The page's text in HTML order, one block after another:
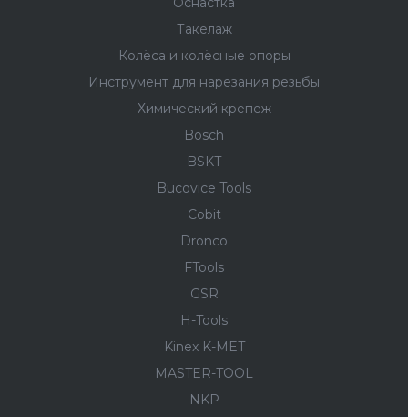
Такелаж
Колёса и колëсные опоры
Инструмент для нарезания резьбы
Химический крепеж
Bosch
BSKT
Bucovice Tools
Cobit
Dronco
FTools
GSR
H-Tools
Kinex K-MET
MASTER-TOOL
NKP